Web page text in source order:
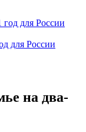
для России
на два-